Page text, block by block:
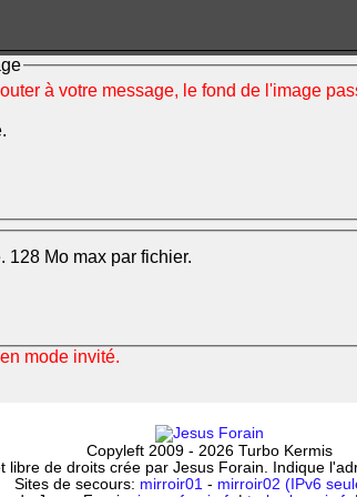
à votre message, le fond de l'image
128 Mo max par fichier.
mode invité.
Copyleft 2009 - 2026 Turbo Kermis
libre de droits crée par Jesus Forain. Indique
Sites de secours: mirroir01 - mirroir02 (IPv6